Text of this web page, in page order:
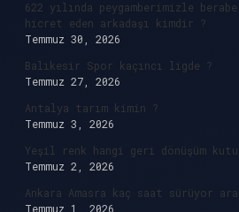
622 yılında peygamberimizle
hicret eden arkadaşı kimdir ?
Temmuz 30, 2026
Balıkesir Spor kaçıncı ligde ?
Temmuz 27, 2026
Antalya tarım kimin ?
Temmuz 3, 2026
Yeşil renk hangi geri dönüşüm
Temmuz 2, 2026
Ankara Amasra kaç saat sürüyor
Temmuz 1, 2026